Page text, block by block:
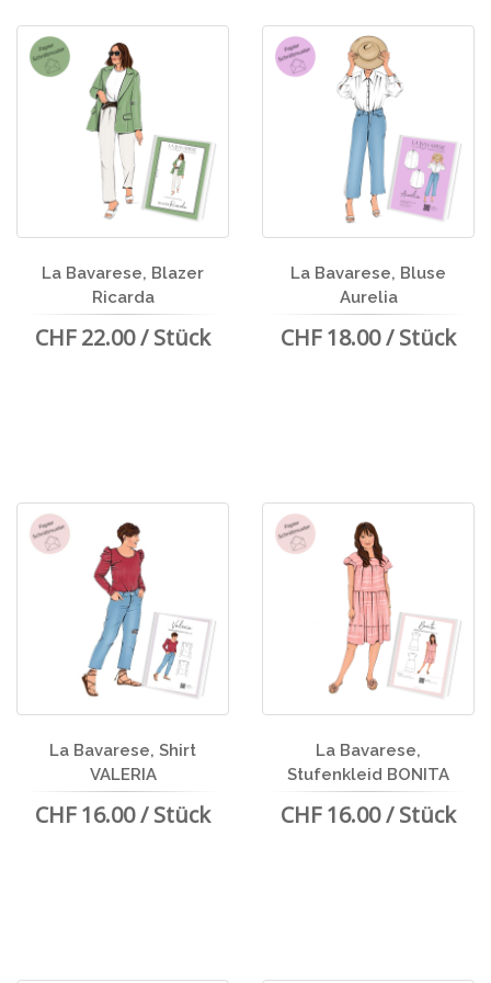
La Bavarese, Blazer
Ricarda
CHF 22.00 / Stück
La Bavarese, Bluse
Aurelia
CHF 18.00 / Stück
La Bavarese, Shirt
VALERIA
CHF 16.00 / Stück
La Bavarese,
Stufenkleid BONITA
CHF 16.00 / Stück